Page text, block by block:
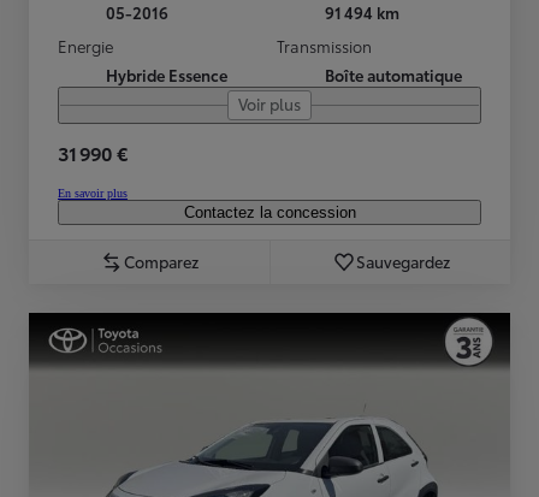
05-2016
91 494 km
Energie
Hybride Essence
Transmission
Boîte automatique
Voir plus
31 990 €
En savoir plus
Contactez la concession
Comparez Sauvegardez